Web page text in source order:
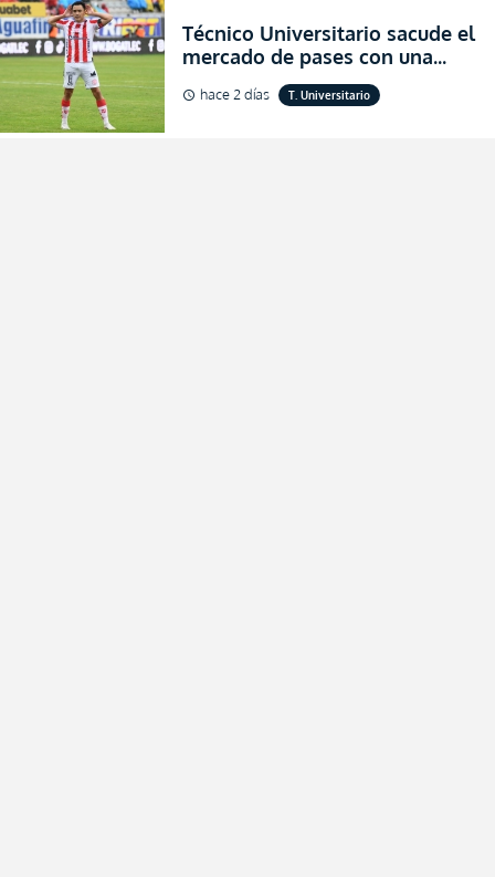
Técnico Universitario sacude el
mercado de pases con una
verdadera revolución para
asegurar la permanencia
schedule hace 2 días T. Universitario